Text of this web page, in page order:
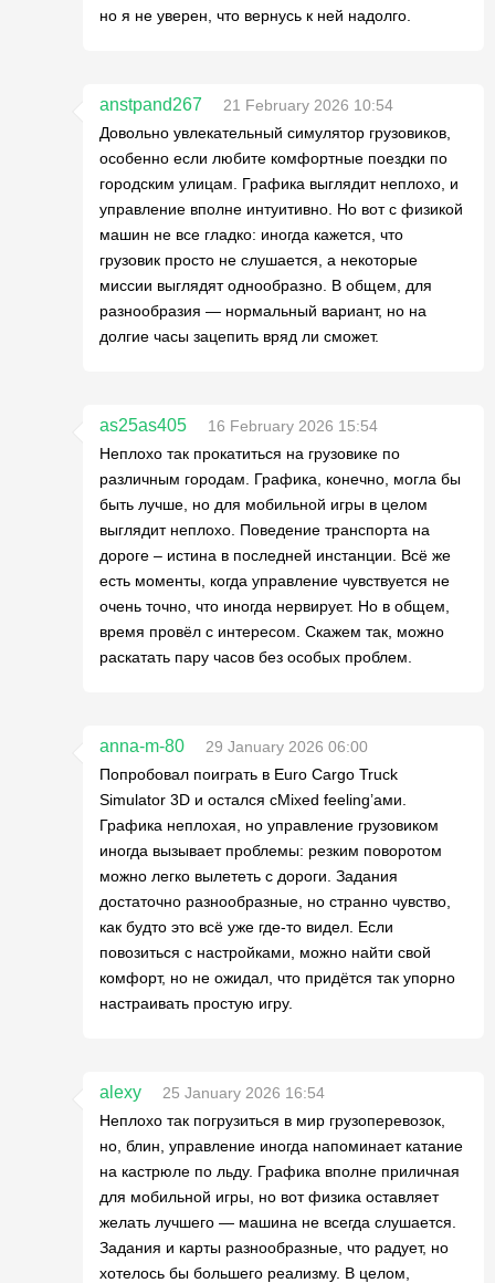
но я не уверен, что вернусь к ней надолго.
anstpand267
21 February 2026 10:54
Довольно увлекательный симулятор грузовиков,
особенно если любите комфортные поездки по
городским улицам. Графика выглядит неплохо, и
управление вполне интуитивно. Но вот с физикой
машин не все гладко: иногда кажется, что
грузовик просто не слушается, а некоторые
миссии выглядят однообразно. В общем, для
разнообразия — нормальный вариант, но на
долгие часы зацепить вряд ли сможет.
as25as405
16 February 2026 15:54
Неплохо так прокатиться на грузовике по
различным городам. Графика, конечно, могла бы
быть лучше, но для мобильной игры в целом
выглядит неплохо. Поведение транспорта на
дороге – истина в последней инстанции. Всё же
есть моменты, когда управление чувствуется не
очень точно, что иногда нервирует. Но в общем,
время провёл с интересом. Скажем так, можно
раскатать пару часов без особых проблем.
anna-m-80
29 January 2026 06:00
Попробовал поиграть в Euro Cargo Truck
Simulator 3D и остался сMixed feeling’ами.
Графика неплохая, но управление грузовиком
иногда вызывает проблемы: резким поворотом
можно легко вылететь с дороги. Задания
достаточно разнообразные, но странно чувство,
как будто это всё уже где-то видел. Если
повозиться с настройками, можно найти свой
комфорт, но не ожидал, что придётся так упорно
настраивать простую игру.
alexy
25 January 2026 16:54
Неплохо так погрузиться в мир грузоперевозок,
но, блин, управление иногда напоминает катание
на кастрюле по льду. Графика вполне приличная
для мобильной игры, но вот физика оставляет
желать лучшего — машина не всегда слушается.
Задания и карты разнообразные, что радует, но
хотелось бы большего реализму. В целом,